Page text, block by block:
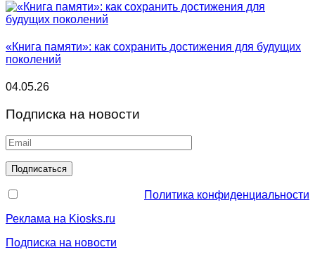
«Книга памяти»: как сохранить достижения для будущих
поколений
04.05.26
Подписка на новости
Политика конфиденциальности
Реклама на Kiosks.ru
Подписка на новости